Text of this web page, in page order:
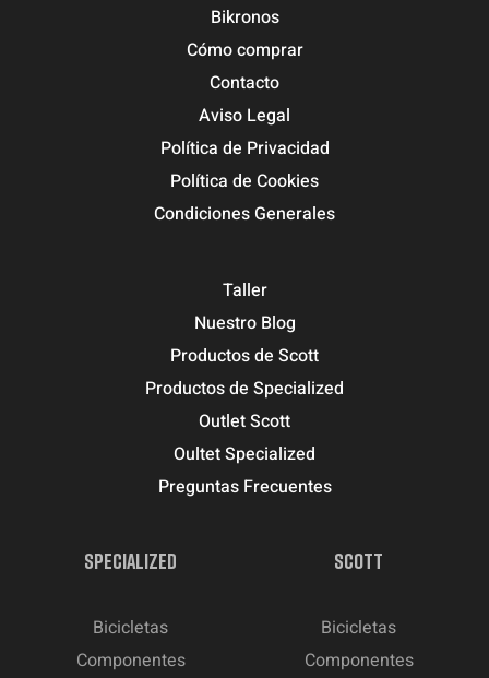
Bikronos
Cómo comprar
Contacto
Aviso Legal
Política de Privacidad
Política de Cookies
Condiciones Generales
Taller
Nuestro Blog
Productos de Scott
Productos de Specialized
Outlet Scott
Oultet Specialized
Preguntas Frecuentes
SPECIALIZED
Bicicletas
Componentes
SCOTT
Bicicletas
Componentes